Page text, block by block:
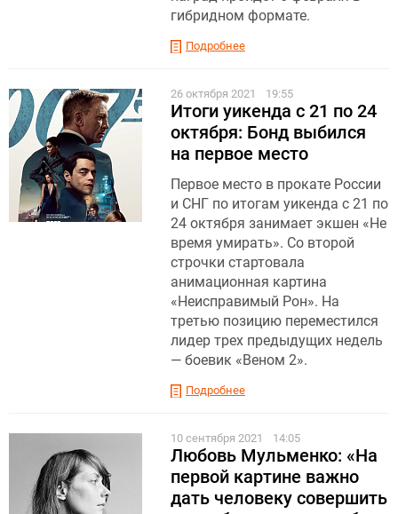
гибридном формате.
Подробнее
26 октября 2021 19:55
Итоги уикенда с 21 по 24
октября: Бонд выбился
на первое место
Первое место в прокате России
и СНГ по итогам уикенда с 21 по
24 октября занимает экшен «Не
время умирать». Со второй
строчки стартовала
анимационная картина
«Неисправимый Рон». На
третью позицию переместился
лидер трех предыдущих недель
— боевик «Веном 2».
Подробнее
10 сентября 2021 14:05
Любовь Мульменко: «На
первой картине важно
дать человеку совершить